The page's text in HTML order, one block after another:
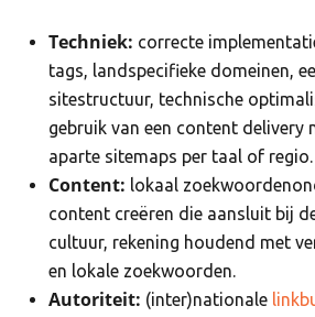
Techniek: correcte
tags, landspecifieke domeinen,
sitestructuur, technische
gebruik van een content delivery
aparte sitemaps per taal of regio.
Content: lokaal
content creëren die aansluit bij
cultuur, rekening houdend met
en lokale zoekwoorden.
Autoriteit: (inter)nationale